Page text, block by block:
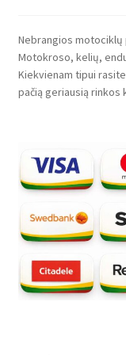
Nebrangios motociklų
Motokroso, kelių,
Kiekvienam tipui
pačią geriausią rinkos